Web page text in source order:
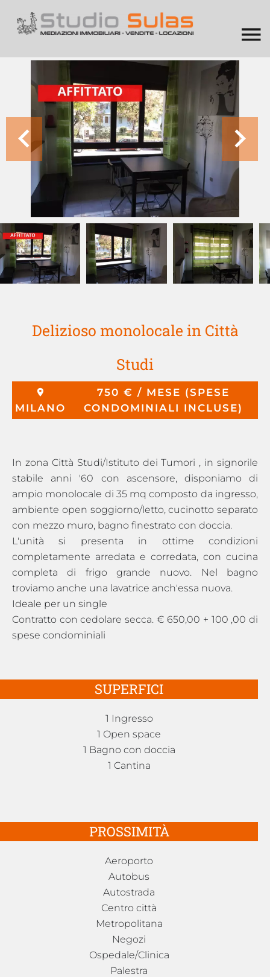
Delizioso monolocale in Città
Studi
MILANO
750 € / MESE (SPESE
CONDOMINIALI INCLUSE)
In zona Città Studi/Istituto dei Tumori , in signorile
stabile anni '60 con ascensore, disponiamo di
ampio monolocale di 35 mq composto da ingresso,
ambiente open soggiorno/letto, cucinotto separato
con mezzo muro, bagno finestrato con doccia.
L'unità si presenta in ottime condizioni
completamente arredata e corredata, con cucina
completa di frigo grande nuovo. Nel bagno
troviamo anche una lavatrice anch'essa nuova.
Ideale per un single
Contratto con cedolare secca. € 650,00 + 100 ,00 di
spese condominiali
SUPERFICI
1 Ingresso
1 Open space
1 Bagno con doccia
1 Cantina
PROSSIMITÀ
Aeroporto
Autobus
Autostrada
Centro città
Metropolitana
Negozi
Ospedale/Clinica
Palestra